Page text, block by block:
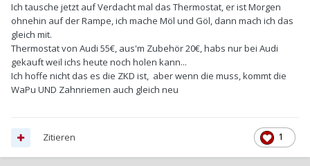
Ich tausche jetzt auf Verdacht mal das Thermostat, er ist Morgen
ohnehin auf der Rampe, ich mache Möl und Göl, dann mach ich das
gleich mit.
Thermostat von Audi 55€, aus'm Zubehör 20€, habs nur bei Audi
gekauft weil ichs heute noch holen kann...
Ich hoffe nicht das es die ZKD ist, aber wenn die muss, kommt die
WaPu UND Zahnriemen auch gleich neu
1
Zitieren